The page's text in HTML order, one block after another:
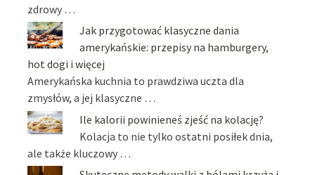
zdrowy …
Jak przygotować klasyczne dania
amerykańskie: przepisy na hamburgery,
hot dogi i więcej
Amerykańska kuchnia to prawdziwa uczta dla
zmysłów, a jej klasyczne …
Ile kalorii powinieneś zjeść na kolację?
Kolacja to nie tylko ostatni posiłek dnia,
ale także kluczowy …